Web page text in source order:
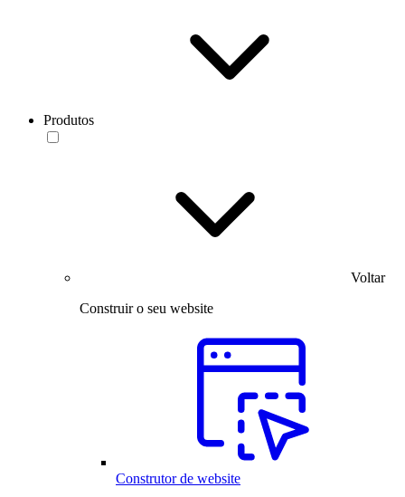
Produtos
Voltar
Construir o seu website
Construtor de website